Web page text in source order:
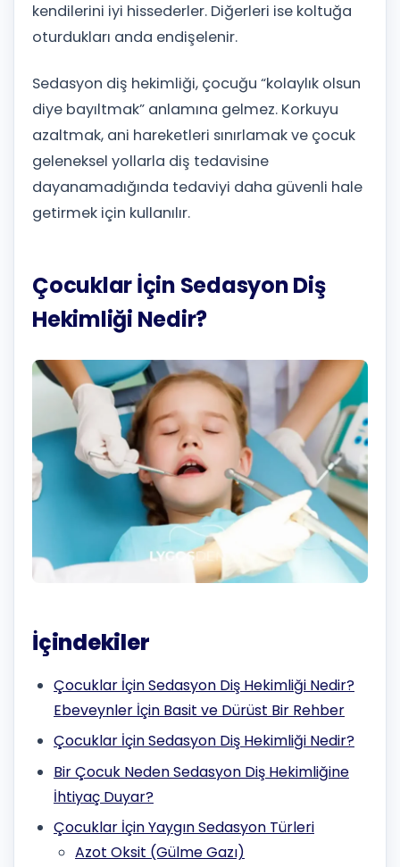
kendilerini iyi hissederler. Diğerleri ise koltuğa
oturdukları anda endişelenir.
Sedasyon diş hekimliği, çocuğu “kolaylık olsun
diye bayıltmak” anlamına gelmez. Korkuyu
azaltmak, ani hareketleri sınırlamak ve çocuk
geleneksel yollarla diş tedavisine
dayanamadığında tedaviyi daha güvenli hale
getirmek için kullanılır.
Çocuklar İçin Sedasyon Diş
Hekimliği Nedir?
İçindekiler
Çocuklar İçin Sedasyon Diş Hekimliği Nedir?
Ebeveynler İçin Basit ve Dürüst Bir Rehber
Çocuklar İçin Sedasyon Diş Hekimliği Nedir?
Bir Çocuk Neden Sedasyon Diş Hekimliğine
İhtiyaç Duyar?
Çocuklar İçin Yaygın Sedasyon Türleri
Azot Oksit (Gülme Gazı)